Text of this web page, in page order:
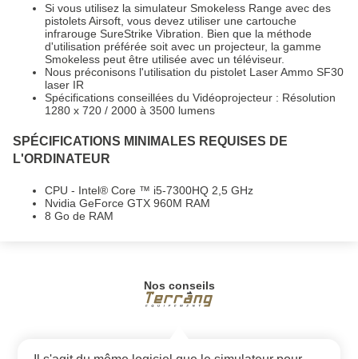
Si vous utilisez la simulateur Smokeless Range avec des
pistolets Airsoft, vous devez utiliser une cartouche
infrarouge SureStrike Vibration. Bien que la méthode
d'utilisation préférée soit avec un projecteur, la gamme
Smokeless peut être utilisée avec un téléviseur.
Nous préconisons l'utilisation du pistolet Laser Ammo SF30
laser IR
Spécifications conseillées du Vidéoprojecteur : Résolution
1280 x 720 / 2000 à 3500 lumens
SPÉCIFICATIONS MINIMALES REQUISES DE
L'ORDINATEUR
CPU - Intel® Core ™ i5-7300HQ 2,5 GHz
Nvidia GeForce GTX 960M RAM
8 Go de RAM
Nos conseils